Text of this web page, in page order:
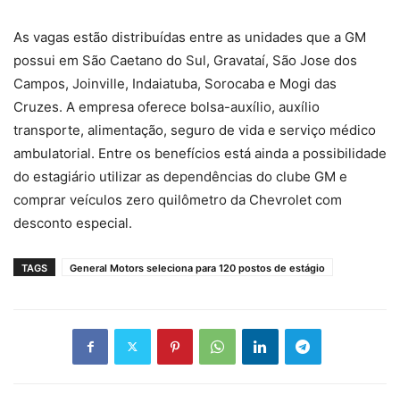
As vagas estão distribuídas entre as unidades que a GM
possui em São Caetano do Sul, Gravataí, São Jose dos
Campos, Joinville, Indaiatuba, Sorocaba e Mogi das
Cruzes. A empresa oferece bolsa-auxílio, auxílio
transporte, alimentação, seguro de vida e serviço médico
ambulatorial. Entre os benefícios está ainda a possibilidade
do estagiário utilizar as dependências do clube GM e
comprar veículos zero quilômetro da Chevrolet com
desconto especial.
TAGS General Motors seleciona para 120 postos de estágio